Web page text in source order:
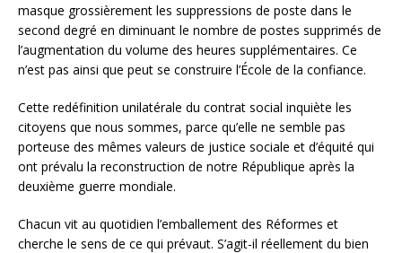
masque grossièrement les suppressions de poste dans le
second degré en diminuant le nombre de postes supprimés de
l’augmentation du volume des heures supplémentaires. Ce
n’est pas ainsi que peut se construire l’École de la confiance.
Cette redéfinition unilatérale du contrat social inquiète les
citoyens que nous sommes, parce qu’elle ne semble pas
porteuse des mêmes valeurs de justice sociale et d’équité qui
ont prévalu la reconstruction de notre République après la
deuxième guerre mondiale.
Chacun vit au quotidien l’emballement des Réformes et
cherche le sens de ce qui prévaut. S’agit-il réellement du bien